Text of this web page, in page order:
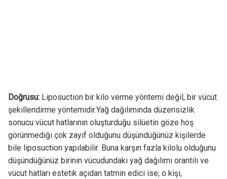
Doğrusu: Liposuction bir kilo verme yöntemi değil, bir vücut
şekillendirme yöntemidir.Yağ dağılımında düzensizlik
sonucu vücut hatlarının oluşturduğu silüetin göze hoş
görünmediği çok zayıf olduğunu düşündüğünüz kişilerde
bile liposuction yapılabilir. Buna karşın fazla kilolu olduğunu
düşündüğünüz birinin vücudundaki yağ dağılımı orantılı ve
vücut hatları estetik açıdan tatmin edici ise; o kişi,